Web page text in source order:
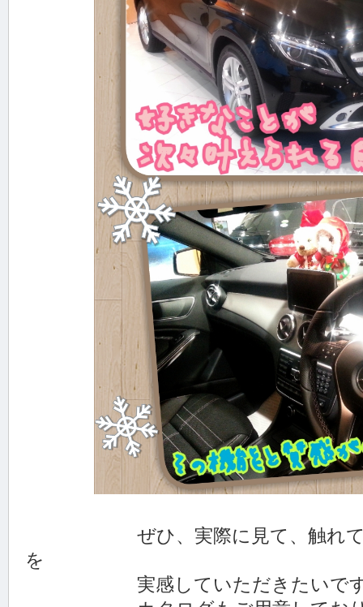
ぜひ、実際に見て、触れて、
を
実感していただきたいで